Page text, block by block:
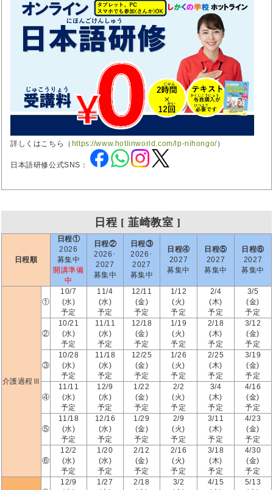
詳しくはこちら（ https://www.hotlinworld.com/lp-nihongo/）
日本語研修公式SNS：
日程 [ 韮崎教室 ]
日程順
日程①
2026
募集中
開講準備
中
日程②
2026･
2027
募集中
日程③
2026･
2027
募集中
日程④
2027
募集中
日程⑤
2027
募集中
日程⑥
2027
募集中
介護過程Ⅲ
①
10/7
(水)
予定
11/4
(水)
予定
12/11
(金)
予定
1/12
(火)
予定
2/4
(木)
予定
3/5
(金)
予定
②
10/21
(水)
予定
11/11
(水)
予定
12/18
(金)
予定
1/19
(火)
予定
2/18
(木)
予定
3/12
(金)
予定
③
10/28
(水)
予定
11/18
(水)
予定
12/25
(金)
予定
1/26
(火)
予定
2/25
(木)
予定
3/19
(金)
予定
④
11/11
(水)
予定
12/9
(水)
予定
1/22
(金)
予定
2/2
(火)
予定
3/4
(木)
予定
4/16
(金)
予定
⑤
11/18
(水)
予定
12/16
(水)
予定
1/29
(金)
予定
2/9
(火)
予定
3/11
(木)
予定
4/23
(金)
予定
⑥
12/2
(水)
予定
1/20
(水)
予定
2/12
(金)
予定
2/16
(火)
予定
3/18
(木)
予定
4/30
(金)
予定
12/9
1/27
2/18
3/2
4/15
5/13